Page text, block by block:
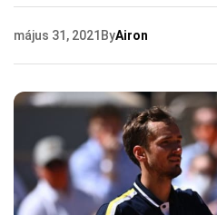
május 31, 2021 ByAiron